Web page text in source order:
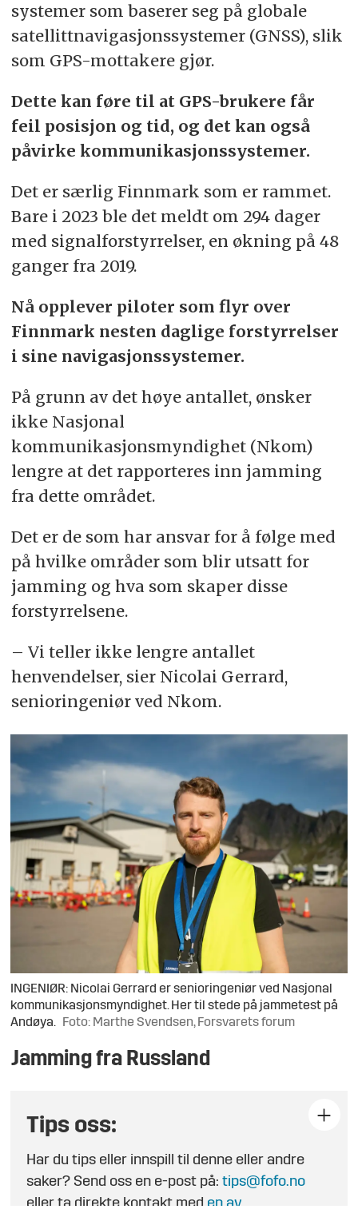
systemer som baserer seg på globale
satellittnavigasjonssystemer (GNSS), slik
som GPS-mottakere gjør.
Dette kan føre til at GPS-brukere får
feil posisjon og tid, og det kan også
påvirke kommunikasjonssystemer.
Det er særlig Finnmark som er rammet.
Bare i 2023 ble det meldt om 294 dager
med signalforstyrrelser, en økning på 48
ganger fra 2019.
Nå opplever piloter som flyr over
Finnmark nesten daglige forstyrrelser
i sine navigasjonssystemer.
På grunn av det høye antallet, ønsker
ikke Nasjonal
kommunikasjonsmyndighet (Nkom)
lengre at det rapporteres inn jamming
fra dette området.
Det er de som har ansvar for å følge med
på hvilke områder som blir utsatt for
jamming og hva som skaper disse
forstyrrelsene.
– Vi teller ikke lengre antallet
henvendelser, sier Nicolai Gerrard,
senioringeniør ved Nkom.
INGENIØR: Nicolai Gerrard er senioringeniør ved Nasjonal
kommunikasjonsmyndighet. Her til stede på jammetest på
Andøya.
Foto: Marthe Svendsen, Forsvarets forum
Jamming fra Russland
Tips oss:
Har du tips eller innspill til denne eller andre
saker? Send oss en e-post på:tips@fofo.no
eller ta direkte kontakt med en av